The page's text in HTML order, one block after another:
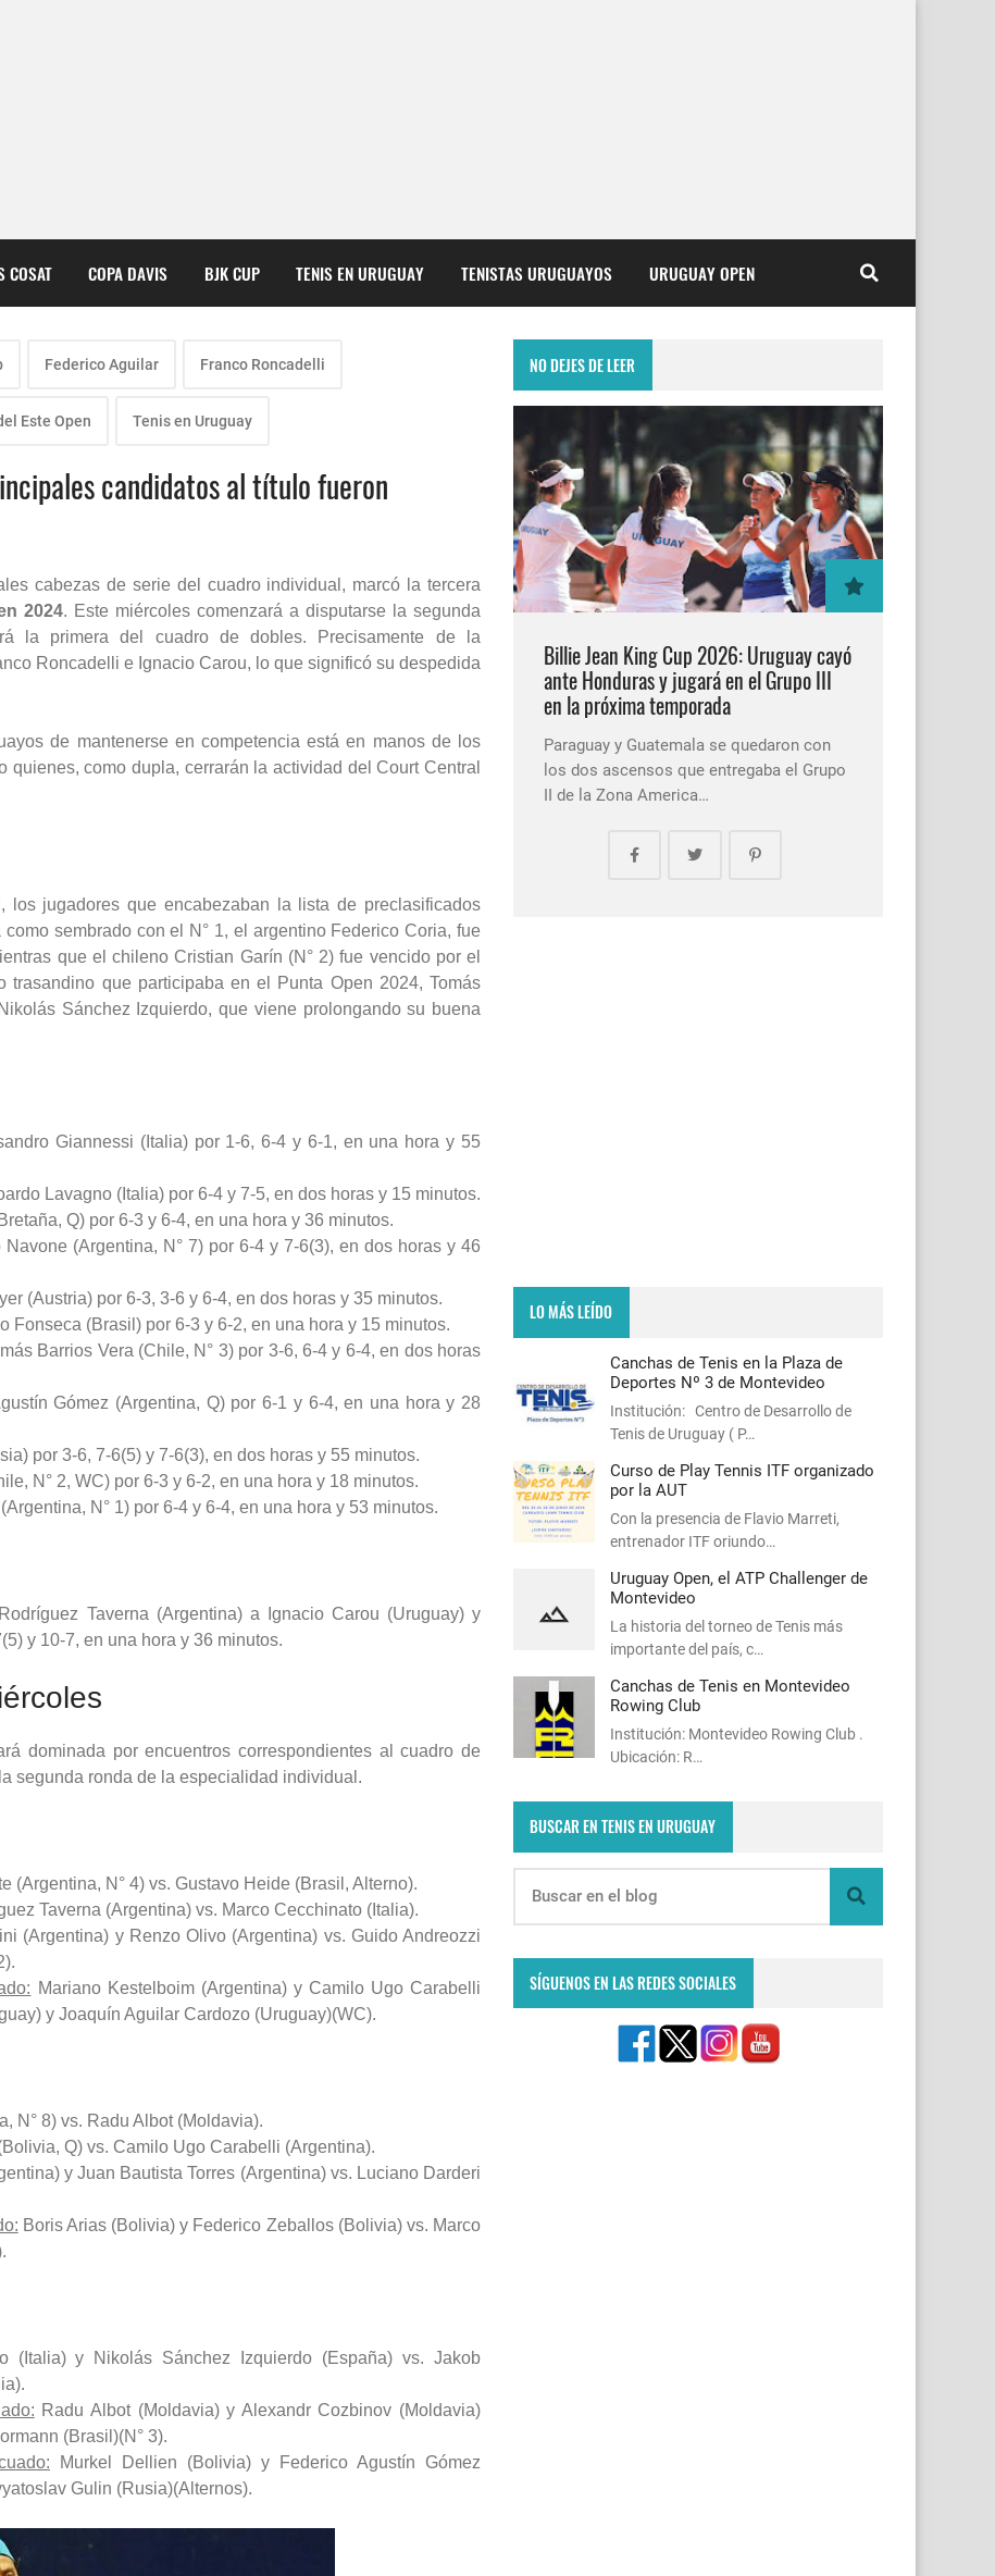
COSAT COPA DAVIS BJK CUP TENIS EN URUGUAY TENISTAS URUGUAYOS URUGUAY OPEN
Federico Aguilar Franco Roncadelli
Este Open Tenis en Uruguay
candidatos al título fueron
cabezas de serie del cuadro individual, marcó la tercera
2024. Este miércoles comenzará a disputarse la segunda
la primera del cuadro de dobles. Precisamente de la
Roncadelli e Ignacio Carou, lo que significó su despedida
de mantenerse en competencia está en manos de los
como dupla, cerrarán la actividad del Court Central
jugadores que encabezaban la lista de preclasificados
sembrado con el N° 1, el argentino Federico Coria, fue
que el chileno Cristian Garín (N° 2) fue vencido por el
trasandino que participaba en el Punta Open 2024, Tomás
Sánchez Izquierdo, que viene prolongando su buena
Giannessi (Italia) por 1-6, 6-4 y 6-1, en una hora y 55
Lavagno (Italia) por 6-4 y 7-5, en dos horas y 15 minutos.
Q) por 6-3 y 6-4, en una hora y 36 minutos.
(Argentina, N° 7) por 6-4 y 7-6(3), en dos horas y 46
(Austria) por 6-3, 3-6 y 6-4, en dos horas y 35 minutos.
Fonseca (Brasil) por 6-3 y 6-2, en una hora y 15 minutos.
Barrios Vera (Chile, N° 3) por 3-6, 6-4 y 6-4, en dos horas
Gómez (Argentina, Q) por 6-1 y 6-4, en una hora y 28
por 3-6, 7-6(5) y 7-6(3), en dos horas y 55 minutos.
N° 2, WC) por 6-3 y 6-2, en una hora y 18 minutos.
N° 1) por 6-4 y 6-4, en una hora y 53 minutos.
Taverna (Argentina) a Ignacio Carou (Uruguay) y
y 10-7, en una hora y 36 minutos.
dominada por encuentros correspondientes al cuadro de
segunda ronda de la especialidad individual.
(Argentina, N° 4) vs. Gustavo Heide (Brasil, Alterno).
Taverna (Argentina) vs. Marco Cecchinato (Italia).
(Argentina) y Renzo Olivo (Argentina) vs. Guido Andreozzi
Mariano Kestelboim (Argentina) y Camilo Ugo Carabelli
y Joaquín Aguilar Cardozo (Uruguay)(WC).
N° 8) vs. Radu Albot (Moldavia).
Q) vs. Camilo Ugo Carabelli (Argentina).
y Juan Bautista Torres (Argentina) vs. Luciano Darderi
Boris Arias (Bolivia) y Federico Zeballos (Bolivia) vs. Marco
(Italia) y Nikolás Sánchez Izquierdo (España) vs. Jakob
Radu Albot (Moldavia) y Alexandr Cozbinov (Moldavia)
(Brasil)(N° 3).
Murkel Dellien (Bolivia) y Federico Agustín Gómez
Gulin (Rusia)(Alternos).
NO DEJES DE LEER
Billie Jean King Cup 2026: Uruguay cayó
ante Honduras y jugará en el Grupo III
en la próxima temporada
Paraguay y Guatemala se quedaron con
los dos ascensos que entregaba el Grupo
II de la Zona America…
LO MÁS LEÍDO
Canchas de Tenis en la Plaza de
Deportes Nº 3 de Montevideo
Institución: Centro de Desarrollo de
Tenis de Uruguay ( P…
Curso de Play Tennis ITF organizado
por la AUT
Con la presencia de Flavio Marreti,
entrenador ITF oriundo…
Uruguay Open, el ATP Challenger de
Montevideo
La historia del torneo de Tenis más
importante del país, c…
Canchas de Tenis en Montevideo
Rowing Club
Institución: Montevideo Rowing Club .
Ubicación: R…
BUSCAR EN TENIS EN URUGUAY
SÍGUENOS EN LAS REDES SOCIALES